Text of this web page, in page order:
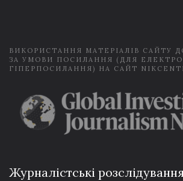
ВИКОРИСТАННЯ МАТЕРІАЛІВ САЙТУ
ЗА УМОВИ ПОСИЛАННЯ (ДЛЯ
ГІПЕРПОСИЛАННЯ) НА САЙТ
Журналістські